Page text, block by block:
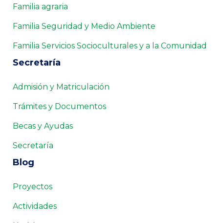
Familia agraria
Familia Seguridad y Medio Ambiente
Familia Servicios Socioculturales y a la Comunidad
Secretaría
Admisión y Matriculación
Trámites y Documentos
Becas y Ayudas
Secretaría
Blog
Proyectos
Actividades